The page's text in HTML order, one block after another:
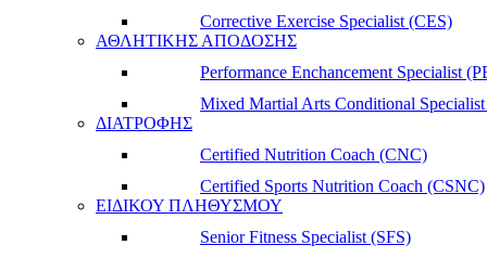
Corrective Exercise Specialist (CES)
ΑΘΛΗΤΙΚΗΣ ΑΠΟΔΟΣΗΣ
Performance Enchancement Specialist
Mixed Martial Arts Conditional
ΔΙΑΤΡΟΦΗΣ
Certified Nutrition Coach (CNC)
Certified Sports Nutrition Coach (CSNC)
ΕΙΔΙΚΟΥ ΠΛΗΘΥΣΜΟΥ
Senior Fitness Specialist (SFS)